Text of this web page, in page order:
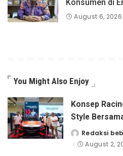
Konsumen di
Online Masih
August 6, 2026
You Might Also Enjoy
Konsep
Style
2026.
Posted
by
Redaksi
August 2,